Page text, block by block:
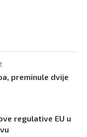
preminule dvije
regulative EU u